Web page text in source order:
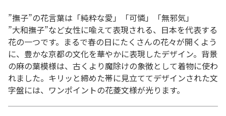
”撫子”の花言葉は「純粋な愛」「可憐」「無邪気」
”大和撫子”など女性に喩えて表現される、日本を代表する
花の一つです。まるで春の日にたくさんの花々が開くよう
に、豊かな京都の文化を華やかに表現したデザイン。背景
の麻の葉模様は、古くより魔除けの象徴として着物に使わ
れました。キリッと締めた帯に見立ててデザインされた文
字盤には、ワンポイントの花菱文様が光ります。